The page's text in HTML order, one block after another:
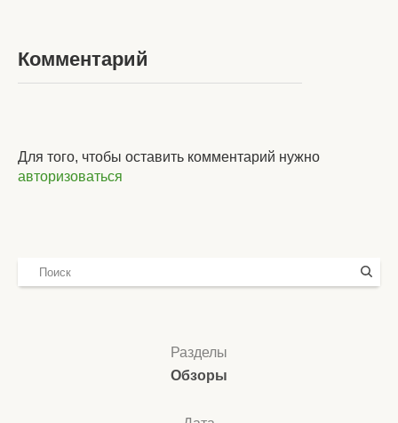
Комментарий
Для того, чтобы оставить комментарий нужно
авторизоваться
Разделы
Обзоры